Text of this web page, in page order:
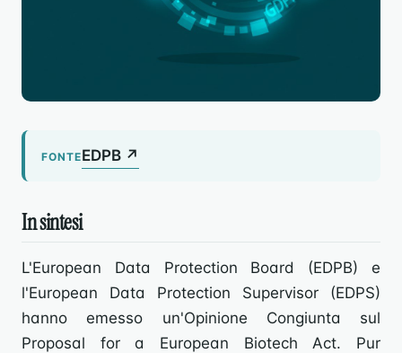
FONTEEDPB ↗
In sintesi
L'European Data Protection Board (EDPB) e
l'European Data Protection Supervisor (EDPS)
hanno emesso un'Opinione Congiunta sul
Proposal for a European Biotech Act. Pur